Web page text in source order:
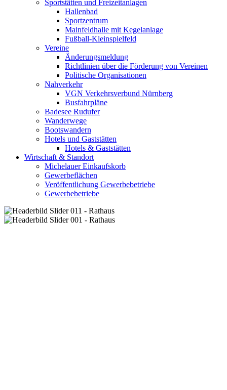
Sportstätten und Freizeitanlagen
Hallenbad
Sportzentrum
Mainfeldhalle mit Kegelanlage
Fußball-Kleinspielfeld
Vereine
Änderungsmeldung
Richtlinien über die Förderung von Vereinen
Politische Organisationen
Nahverkehr
VGN Verkehrsverbund Nürnberg
Busfahrpläne
Badesee Rudufer
Wanderwege
Bootswandern
Hotels und Gaststätten
Hotels & Gaststätten
Wirtschaft & Standort
Michelauer Einkaufskorb
Gewerbeflächen
Veröffentlichung Gewerbebetriebe
Gewerbebetriebe